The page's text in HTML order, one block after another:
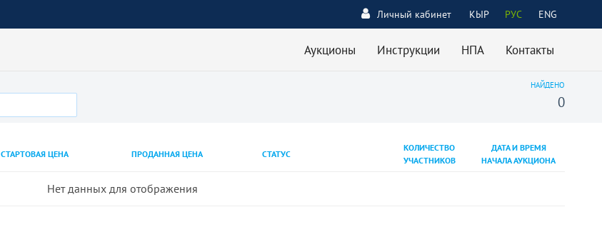
КЫР РУС ENG
Личный кабинет
Аукционы Инструкции НПА Контакты
НАЙДЕНО
0
СТАРТОВАЯ ЦЕНА ПРОДАННАЯ ЦЕНА СТАТУС
КОЛИЧЕСТВО
УЧАСТНИКОВ
ДАТА И ВРЕМЯ
НАЧАЛА АУКЦИОНА
Нет данных для отображения